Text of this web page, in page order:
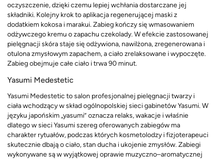
oczyszczenie, dzięki czemu lepiej wchłania dostarczane jej
składniki. Kolejny krok to aplikacja regenerującej maski z
dodatkiem kokosa i marakui. Zabieg kończy się wmasowaniem
odżywczego kremu o zapachu czekolady. W efekcie zastosowanej
pielęgnacji skóra staje się odżywiona, nawilżona, zregenerowana i
otulona zmysłowym zapachem, a ciało zrelaksowane i wypoczęte.
Zabieg obejmuje całe ciało i trwa 90 minut.
Yasumi Medestetic
Yasumi Medestetic to salon profesjonalnej pielęgnacji twarzy i
ciała wchodzący w skład ogólnopolskiej sieci gabinetów Yasumi. W
języku japońskim „yasumi” oznacza relaks, wakacje i właśnie
dlatego w sieci Yasumi szereg oferowanych zabiegów ma
charakter rytuałów, podczas których kosmetolodzy i fizjoterapeuci
skutecznie dbają o ciało, stan ducha i ukojenie zmysłów. Zabiegi
wykonywane są w wyjątkowej oprawie muzyczno–aromatycznej